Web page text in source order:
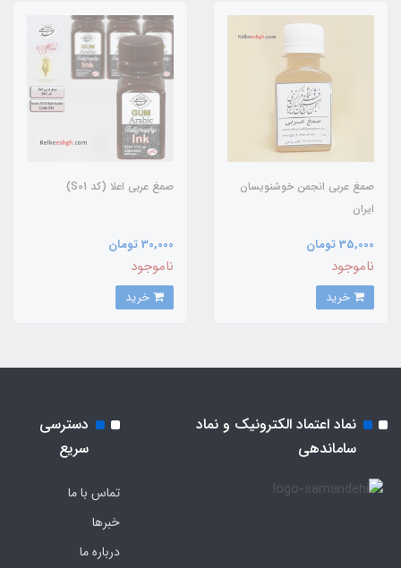
صمغ عربی انجمن خوشنویسان
ایران
35,000 تومان
ناموجود
صمغ عربی اعلا (کد S01)
30,000 تومان
ناموجود
نماد اعتماد الکترونیک و نماد
ساماندهی
دسترسی
سریع
تماس با ما
خبرها
درباره ما